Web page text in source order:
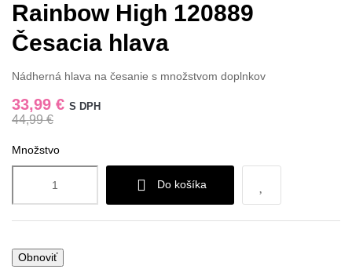
Rainbow High 120889
Česacia hlava
Nádherná hlava na česanie s množstvom doplnkov
33,99 € S DPH
44,99 €
Množstvo
Do košíka